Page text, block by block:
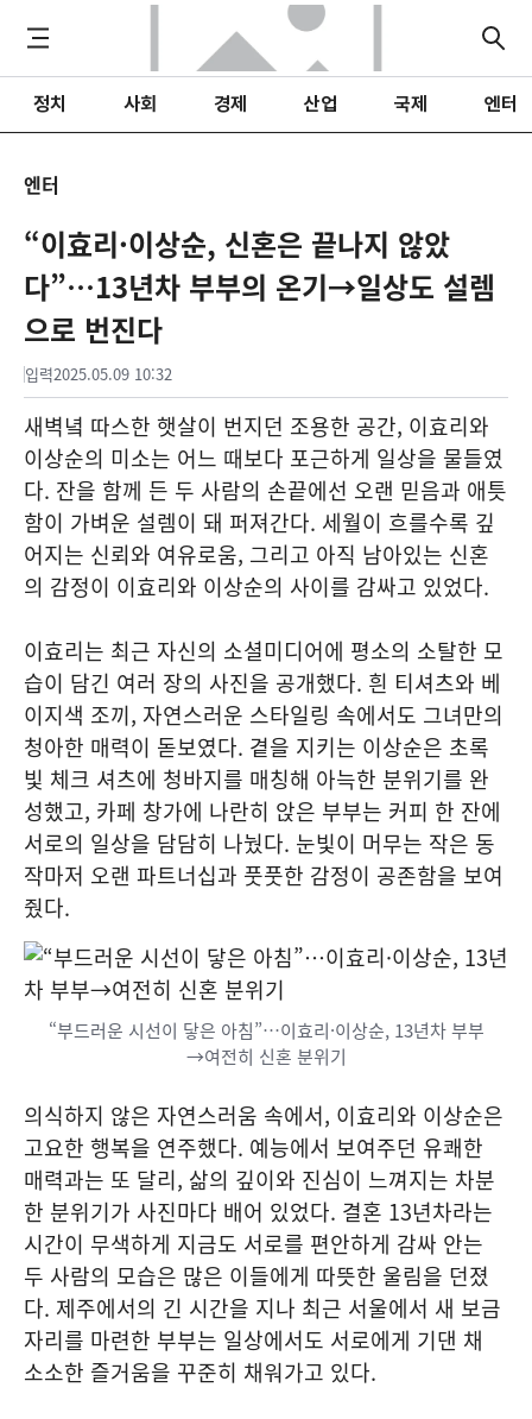
정치 사회 경제 산업 국제 엔터
엔터
“이효리·이상순, 신혼은 끝나지 않았
다”…13년차 부부의 온기→일상도 설렘
으로 번진다
입력2025.05.09 10:32
새벽녘 따스한 햇살이 번지던 조용한 공간, 이효리와
이상순의 미소는 어느 때보다 포근하게 일상을 물들였
다. 잔을 함께 든 두 사람의 손끝에선 오랜 믿음과 애틋
함이 가벼운 설렘이 돼 퍼져간다. 세월이 흐를수록 깊
어지는 신뢰와 여유로움, 그리고 아직 남아있는 신혼
의 감정이 이효리와 이상순의 사이를 감싸고 있었다.
이효리는 최근 자신의 소셜미디어에 평소의 소탈한 모
습이 담긴 여러 장의 사진을 공개했다. 흰 티셔츠와 베
이지색 조끼, 자연스러운 스타일링 속에서도 그녀만의
청아한 매력이 돋보였다. 곁을 지키는 이상순은 초록
빛 체크 셔츠에 청바지를 매칭해 아늑한 분위기를 완
성했고, 카페 창가에 나란히 앉은 부부는 커피 한 잔에
서로의 일상을 담담히 나눴다. 눈빛이 머무는 작은 동
작마저 오랜 파트너십과 풋풋한 감정이 공존함을 보여
줬다.
“부드러운 시선이 닿은 아침”…이효리·이상순, 13년차 부부
→여전히 신혼 분위기
의식하지 않은 자연스러움 속에서, 이효리와 이상순은
고요한 행복을 연주했다. 예능에서 보여주던 유쾌한
매력과는 또 달리, 삶의 깊이와 진심이 느껴지는 차분
한 분위기가 사진마다 배어 있었다. 결혼 13년차라는
시간이 무색하게 지금도 서로를 편안하게 감싸 안는
두 사람의 모습은 많은 이들에게 따뜻한 울림을 던졌
다. 제주에서의 긴 시간을 지나 최근 서울에서 새 보금
자리를 마련한 부부는 일상에서도 서로에게 기댄 채
소소한 즐거움을 꾸준히 채워가고 있다.